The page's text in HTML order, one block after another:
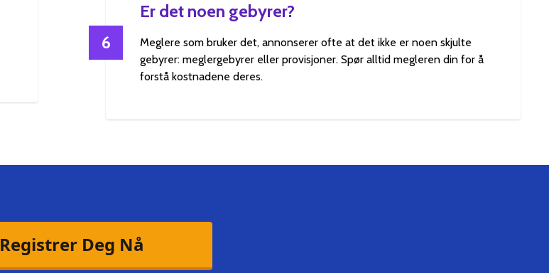
6
Er det noen gebyrer?
Meglere som bruker det, annonserer ofte at det ikke er noen skjulte
gebyrer: meglergebyrer eller provisjoner. Spør alltid megleren din for å
forstå kostnadene deres.
Registrer Deg Nå